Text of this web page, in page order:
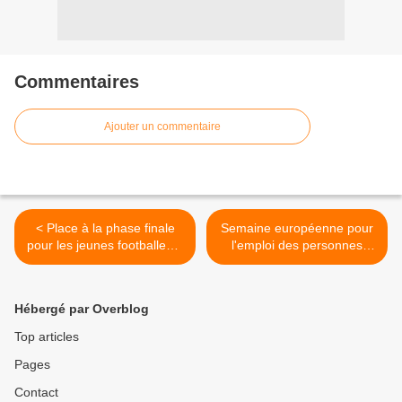
Commentaires
Ajouter un commentaire
< Place à la phase finale
pour les jeunes footballeurs
mahorais participant à
Semaine européenne pour
l'emploi des personnes
handicapées : Les chaînes
Hébergé par Overblog
Top articles
Pages
Contact